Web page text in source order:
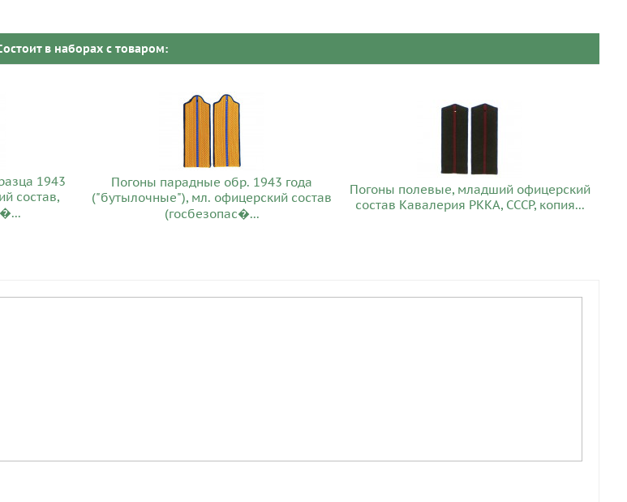
в наборах c товаром:
1943
состав,
Погоны парадные обр. 1943 года
("бутылочные"), мл. офицерский состав
(госбезопас�...
Погоны полевые, младший офицерский
состав Кавалерия РККА, СССР, копия...